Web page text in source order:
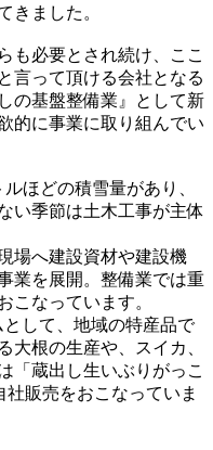
きました。
も必要とされ続け、ここ
言って頂ける会社となる
の基盤整備業』として新
的に事業に取り組んでい
ほどの積雪量があり、
い季節は土木工事が主体
場へ建設資材や建設機
業を展開。整備業では重
こなっています。
して、地域の特産品で
大根の生産や、スイカ、
「蔵出し生いぶりがっこ
販売をおこなっていま